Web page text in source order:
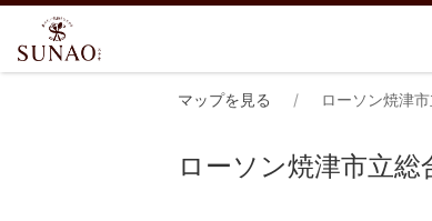
マップを見る ローソン焼津
ローソン焼津市立総